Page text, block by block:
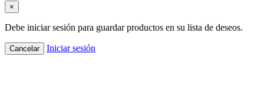
×
Debe iniciar sesión para guardar productos en su lista de deseos.
Cancelar Iniciar sesión